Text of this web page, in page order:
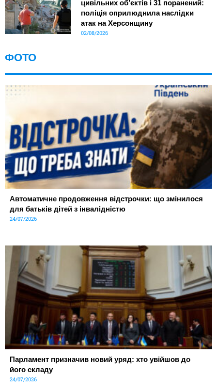
цивільних об’єктів і 31 поранений:
поліція оприлюднила наслідки
атак на Херсонщину
02/08/2026
ФОТО
Автоматичне продовження відстрочки: що змінилося
для батьків дітей з інвалідністю
24/07/2026
Парламент призначив новий уряд: хто увійшов до
його складу
24/07/2026